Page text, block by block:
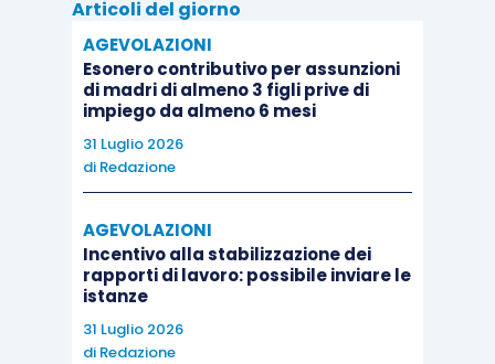
Articoli del giorno
AGEVOLAZIONI
Esonero contributivo per assunzioni
di madri di almeno 3 figli prive di
impiego da almeno 6 mesi
31 Luglio 2026
di Redazione
AGEVOLAZIONI
Incentivo alla stabilizzazione dei
rapporti di lavoro: possibile inviare le
istanze
31 Luglio 2026
di Redazione